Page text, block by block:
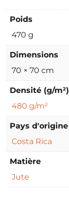
Poids
470 g
Dimensions
70 × 70 cm
Densité (g/m²)
480 g/m²
Pays d'origine
Costa Rica
Matière
Jute